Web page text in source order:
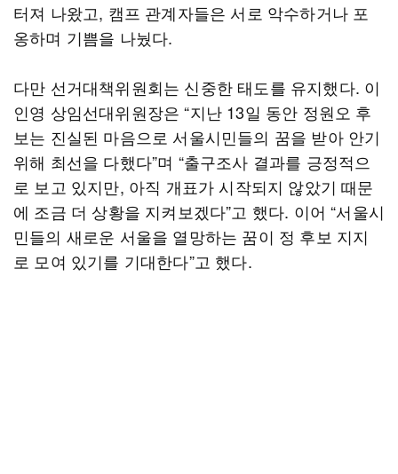
터져 나왔고, 캠프 관계자들은 서로 악수하거나 포
옹하며 기쁨을 나눴다.
다만 선거대책위원회는 신중한 태도를 유지했다. 이
인영 상임선대위원장은 “지난 13일 동안 정원오 후
보는 진실된 마음으로 서울시민들의 꿈을 받아 안기
위해 최선을 다했다”며 “출구조사 결과를 긍정적으
로 보고 있지만, 아직 개표가 시작되지 않았기 때문
에 조금 더 상황을 지켜보겠다”고 했다. 이어 “서울시
민들의 새로운 서울을 열망하는 꿈이 정 후보 지지
로 모여 있기를 기대한다”고 했다.